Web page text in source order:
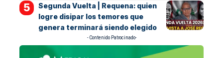
Segunda Vuelta | Requena: quien
logre disipar los temores que
genera terminará siendo elegido
- Contenido Patrocinado-